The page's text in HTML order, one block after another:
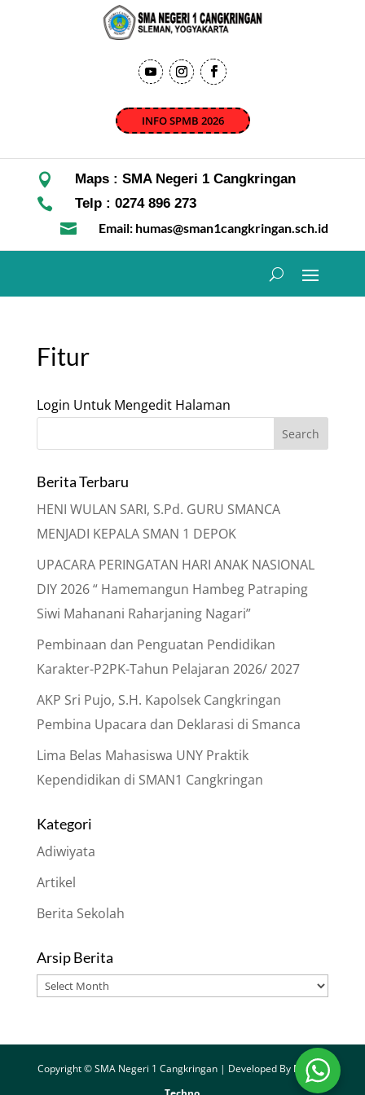
INFO SPMB 2026
 Maps : SMA Negeri 1 Cangkringan
 Telp : 0274 896 273
 Email: humas@sman1cangkringan.sch.id
Fitur
Login Untuk Mengedit Halaman
Berita Terbaru
HENI WULAN SARI, S.Pd. GURU SMANCA
MENJADI KEPALA SMAN 1 DEPOK
UPACARA PERINGATAN HARI ANAK NASIONAL
DIY 2026 “ Hamemangun Hambeg Patraping
Siwi Mahanani Raharjaning Nagari”
Pembinaan dan Penguatan Pendidikan
Karakter-P2PK-Tahun Pelajaran 2026/ 2027
AKP Sri Pujo, S.H. Kapolsek Cangkringan
Pembina Upacara dan Deklarasi di Smanca
Lima Belas Mahasiswa UNY Praktik
Kependidikan di SMAN1 Cangkringan
Kategori
Adiwiyata
Artikel
Berita Sekolah
Arsip Berita
Arsip
Copyright © SMA Negeri 1 Cangkringan | Developed By Merapi